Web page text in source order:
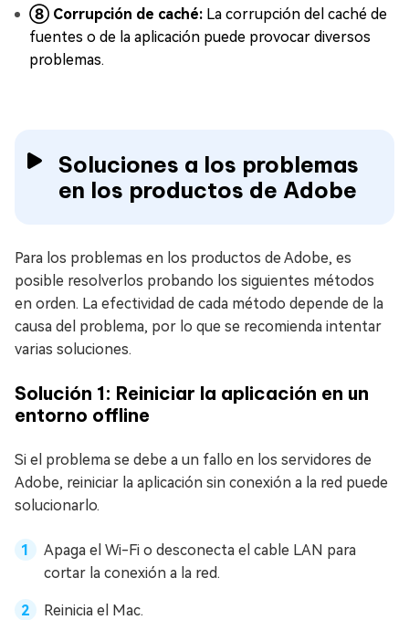
⑧ Corrupción de caché: La corrupción del caché de
fuentes o de la aplicación puede provocar diversos
problemas.
Soluciones a los problemas
en los productos de Adobe
Para los problemas en los productos de Adobe, es
posible resolverlos probando los siguientes métodos
en orden. La efectividad de cada método depende de la
causa del problema, por lo que se recomienda intentar
varias soluciones.
Solución 1: Reiniciar la aplicación en un
entorno offline
Si el problema se debe a un fallo en los servidores de
Adobe, reiniciar la aplicación sin conexión a la red puede
solucionarlo.
Apaga el Wi-Fi o desconecta el cable LAN para
cortar la conexión a la red.
Reinicia el Mac.